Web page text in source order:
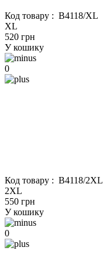
Код товару : B4118/XL
XL
520 грн
У кошику
0
Код товару : B4118/2XL
2XL
550 грн
У кошику
0